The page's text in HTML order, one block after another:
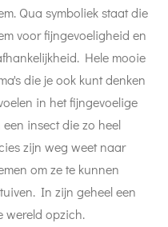
Qua symboliek staat die
voor fijngevoeligheid en
Hele mooie
die je ook kunt denken
in het fijngevoelige
een insect die zo heel
zijn weg weet naar
om ze te kunnen
In zijn geheel een
wereld opzich.